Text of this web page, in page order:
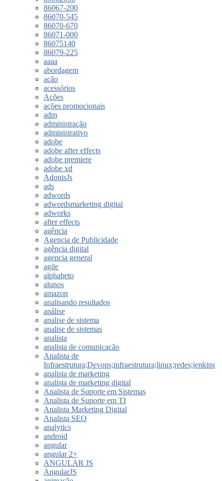
86067-200
86070-545
86070-670
86071-000
86075140
86079-225
aaaa
abordagem
ação
acessórios
Ações
ações promocionais
adm
administração
administrativo
adobe
adobe after effects
adobe premiere
adobe xd
AdonisJs
ads
adwords
adwordsmarketing digital
adworks
after effects
agência
Agencia de Publicidade
agência digital
agencia general
agile
alphabeto
alunos
amazon
analisando resultados
análise
analise de sistema
analise de sistemas
analista
analista de comunicação
Analista de
Infraestrutura;Devops;infraestrutura;linux;redes;jenkins
analista de marketing
analista de marketing digital
Analista de Suporte em Sistemas
Analista de Suporte em TI
Analista Marketing Digital
Analista SEO
analytics
android
angular
angular 2+
ANGULAR JS
AngularJS